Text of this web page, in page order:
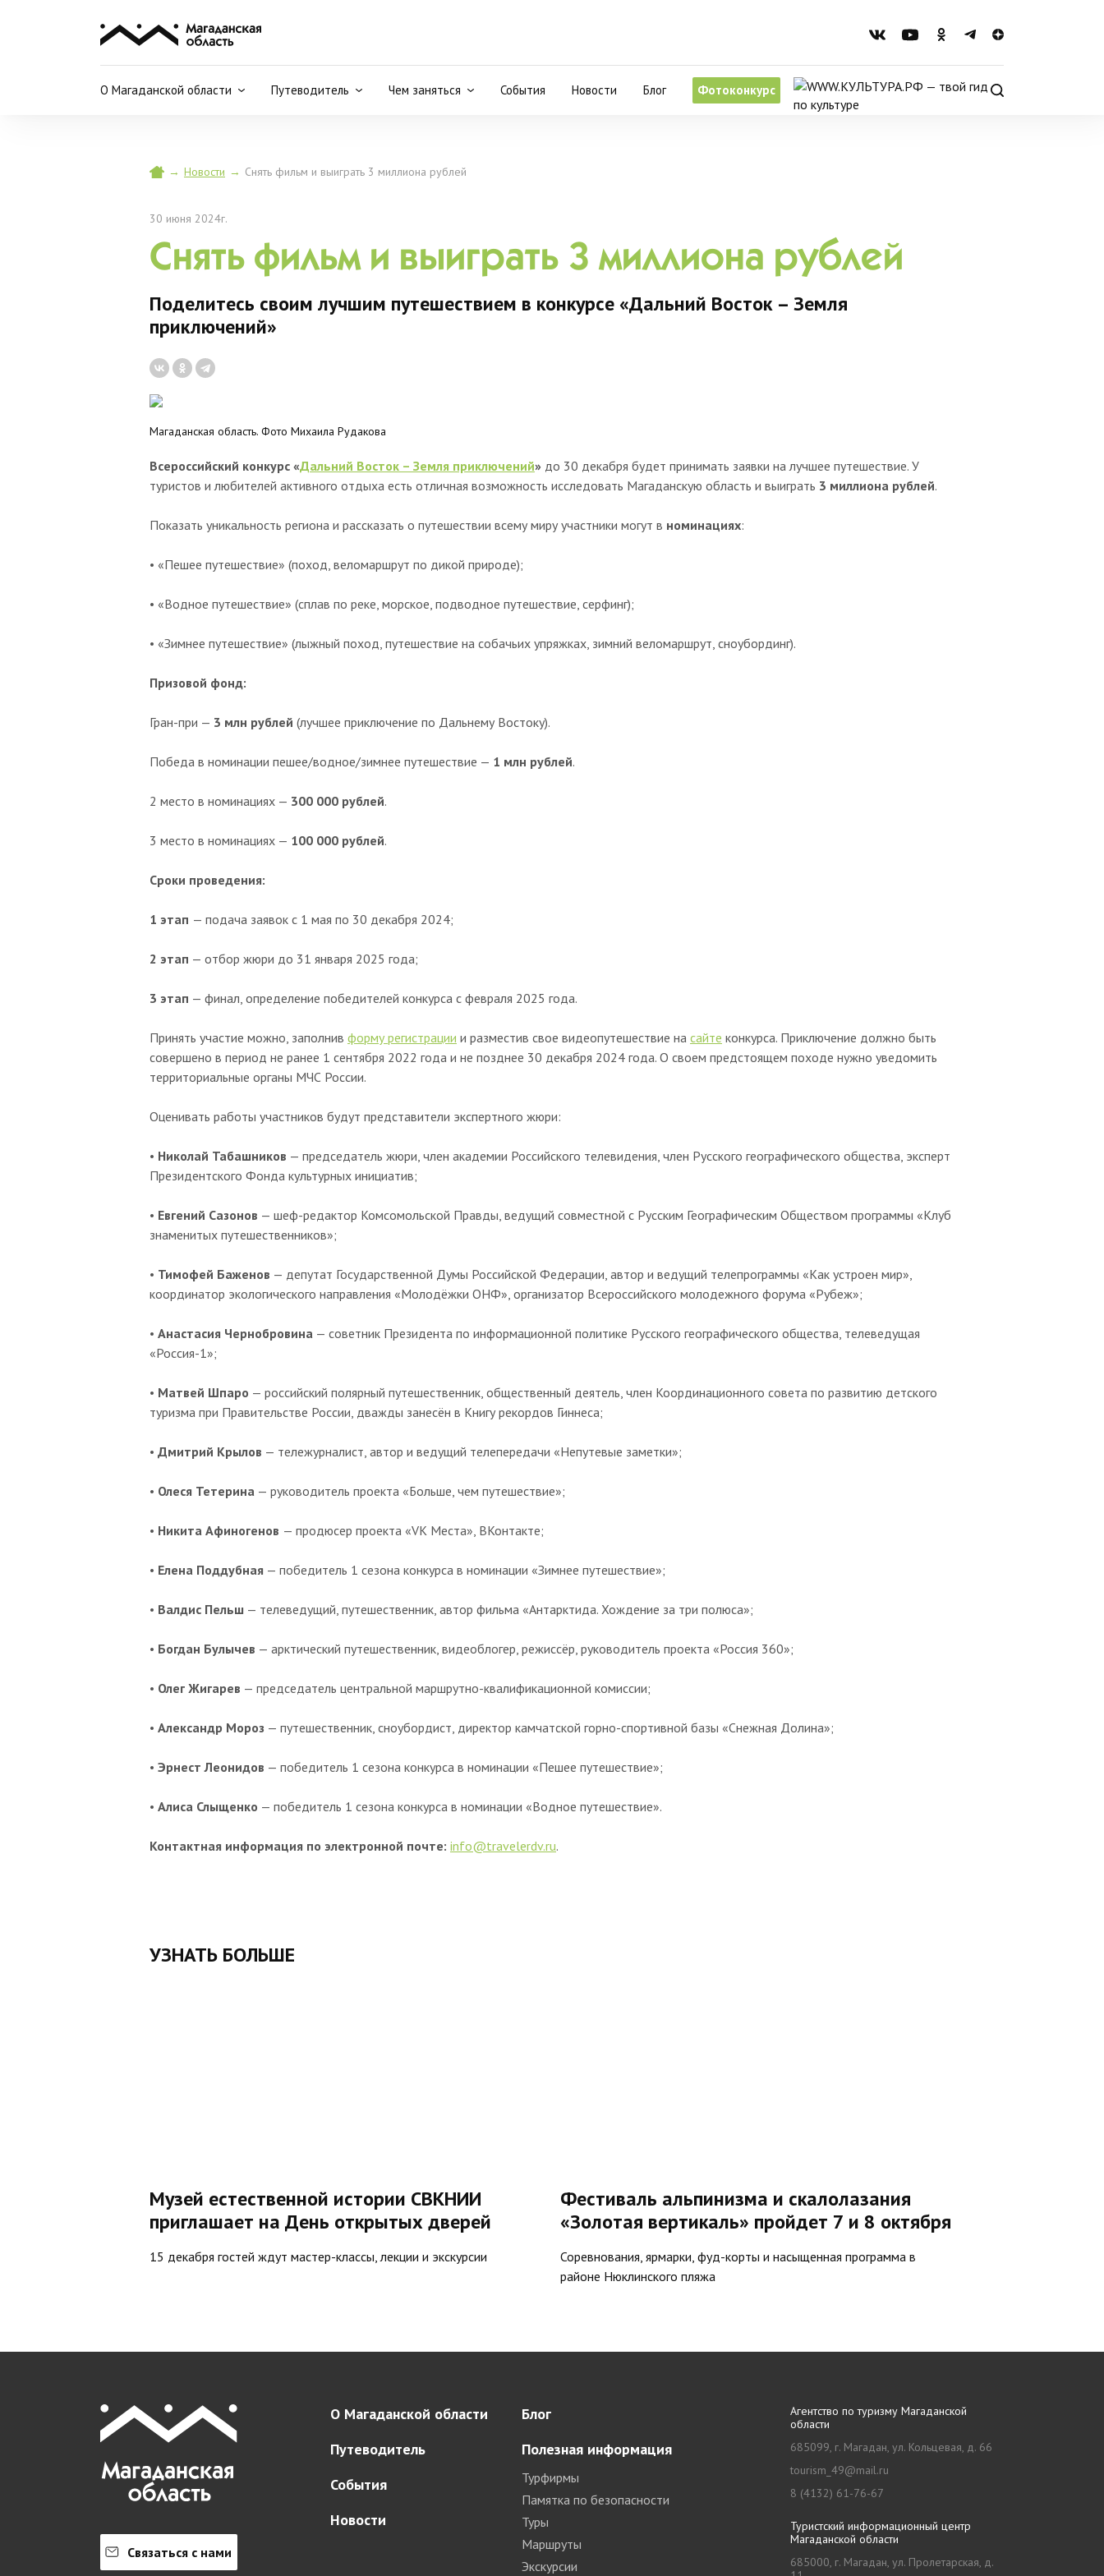
О Магаданской области Путеводитель Чем заняться События Новости Блог Фотоконкурс
→ Новости → Снять фильм и выиграть 3 миллиона рублей
30 июня 2024г.
Снять фильм и выиграть 3 миллиона рублей
Поделитесь своим лучшим путешествием в конкурсе «Дальний Восток – Земля
приключений»
Магаданская область. Фото Михаила Рудакова
Всероссийский конкурс «Дальний Восток – Земля приключений» до 30 декабря будет принимать заявки на лучшее путешествие. У
туристов и любителей активного отдыха есть отличная возможность исследовать Магаданскую область и выиграть 3 миллиона рублей.
Показать уникальность региона и рассказать о путешествии всему мируучастники могут в номинациях:
• «Пешее путешествие» (поход, веломаршрут по дикой природе);
• «Водное путешествие» (сплав по реке, морское, подводное путешествие, серфинг);
• «Зимнее путешествие» (лыжный поход, путешествие на собачьих упряжках, зимний веломаршрут, сноубординг).
Призовой фонд:
Гран-при — 3 млн рублей (лучшее приключение по Дальнему Востоку).
Победа в номинации пешее/водное/зимнее путешествие — 1 млн рублей.
2 место в номинациях — 300 000 рублей.
3 место в номинациях — 100 000 рублей.
Сроки проведения:
1 этап — подача заявок с 1 мая по 30 декабря 2024;
2 этап — отбор жюри до 31 января 2025 года;
3 этап — финал, определение победителей конкурса с февраля 2025 года.
Принять участие можно, заполнив форму регистрации и разместив свое видеопутешествие на сайте конкурса. Приключение должно быть
совершено в период не ранее 1 сентября 2022 года и не позднее 30 декабря 2024 года. О своем предстоящем походе нужно уведомить
территориальные органы МЧС России.
Оценивать работы участников будут представители экспертного жюри:
• Николай Табашников — председатель жюри, член академии Российского телевидения, член Русского географического общества, эксперт
Президентского Фонда культурных инициатив;
• Евгений Сазонов — шеф-редактор Комсомольской Правды, ведущий совместной с Русским Географическим Обществом программы «Клуб
знаменитых путешественников»;
• Тимофей Баженов — депутат Государственной Думы Российской Федерации, автор и ведущий телепрограммы «Как устроен мир»,
координатор экологического направления «Молодёжки ОНФ», организатор Всероссийского молодежного форума «Рубеж»;
• Анастасия Чернобровина — советник Президента по информационной политике Русского географического общества, телеведущая
«Россия-1»;
• Матвей Шпаро — российский полярный путешественник, общественный деятель, член Координационного совета по развитию детского
туризма при Правительстве России, дважды занесён в Книгу рекордов Гиннеса;
• Дмитрий Крылов — тележурналист, автор и ведущий телепередачи «Непутевые заметки»;
• Олеся Тетерина — руководитель проекта «Больше, чем путешествие»;
• Никита Афиногенов — продюсер проекта «VK Места», ВКонтакте;
• Елена Поддубная — победитель 1 сезона конкурса в номинации «Зимнее путешествие»;
• Валдис Пельш — телеведущий, путешественник, автор фильма «Антарктида. Хождение за три полюса»;
• Богдан Булычев — арктический путешественник, видеоблогер, режиссёр, руководитель проекта «Россия 360»;
• Олег Жигарев — председатель центральной маршрутно-квалификационной комиссии;
• Александр Мороз — путешественник, сноубордист, директор камчатской горно-спортивной базы «Снежная Долина»;
• Эрнест Леонидов — победитель 1 сезона конкурса в номинации «Пешее путешествие»;
• Алиса Слыщенко — победитель 1 сезона конкурса в номинации «Водное путешествие».
Контактная информация по электронной почте: info@travelerdv.ru.
УЗНАТЬ БОЛЬШЕ
Музей естественной истории СВКНИИ
приглашает на День открытых дверей
15 декабря гостей ждут мастер-классы, лекции и экскурсии
Фестиваль альпинизма и скалолазания
«Золотая вертикаль» пройдет 7 и 8 октября
Соревнования, ярмарки, фуд-корты и насыщенная программа в
районе Нюклинского пляжа
Связаться с нами
О Магаданской области
Путеводитель
События
Новости
Блог
Полезная информация
Турфирмы
Памятка по безопасности
Туры
Маршруты
Экскурсии
Агентство по туризму Магаданской
области
685099, г. Магадан, ул. Кольцевая, д. 66
tourism_49@mail.ru
8 (4132) 61-76-67
Туристский информационный центр
Магаданской области
685000, г. Магадан, ул. Пролетарская, д.